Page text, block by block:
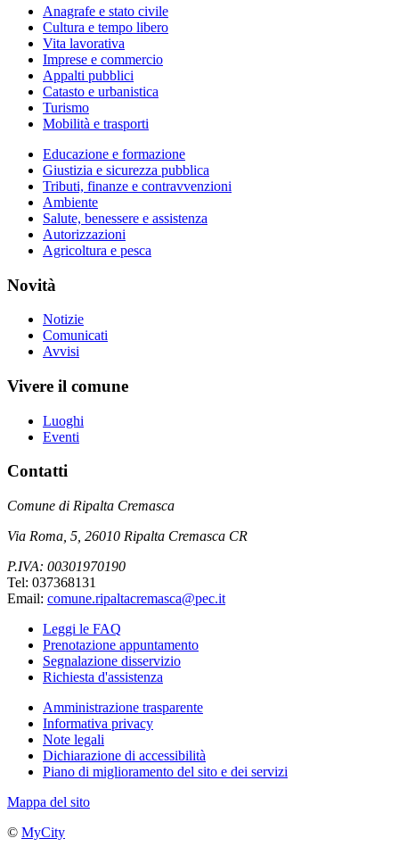
Anagrafe e stato civile
Cultura e tempo libero
Vita lavorativa
Imprese e commercio
Appalti pubblici
Catasto e urbanistica
Turismo
Mobilità e trasporti
Educazione e formazione
Giustizia e sicurezza pubblica
Tributi, finanze e contravvenzioni
Ambiente
Salute, benessere e assistenza
Autorizzazioni
Agricoltura e pesca
Novità
Notizie
Comunicati
Avvisi
Vivere il comune
Luoghi
Eventi
Contatti
Comune di Ripalta Cremasca
Via Roma, 5, 26010 Ripalta Cremasca CR
P.IVA: 00301970190
Tel: 037368131
Email: comune.ripaltacremasca@pec.it
Leggi le FAQ
Prenotazione appuntamento
Segnalazione disservizio
Richiesta d'assistenza
Amministrazione trasparente
Informativa privacy
Note legali
Dichiarazione di accessibilità
Piano di miglioramento del sito e dei servizi
Mappa del sito
© MyCity